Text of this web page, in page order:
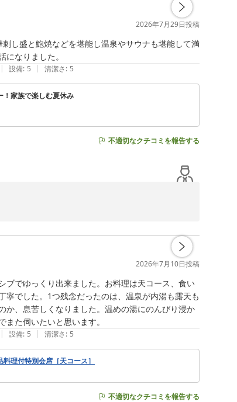
2026年7月29日投稿
し盛と鮑焼などを堪能し温泉やサウナも堪能して満
なりました。
| 設備: 5 | 清潔さ: 5
！家族で楽しむ夏休み
不適切なクチコミを報告する
をご堪能いただき、温泉やサウナも含めてご満足
よう努めてまいります。
スタッフ一同努めてまいります。
2026年7月10日投稿
ブでゆっくり出来ました。お料理は天コース、食い
寧でした。1つ残念だったのは、温泉が内湯も露天も
か、息苦しくなりました。温めの湯にのんびり浸か
た伺いたいと思います。
| 設備: 5 | 清潔さ: 5
理付特別会席［天コース］
不適切なクチコミを報告する